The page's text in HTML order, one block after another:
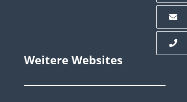
Weitere Websites